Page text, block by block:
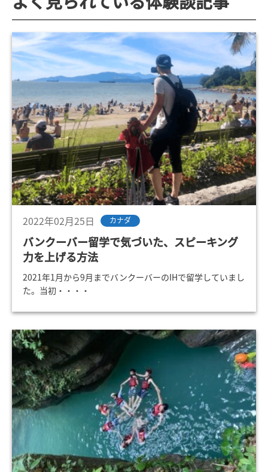
2022年02月25日 カナダ
バンクーバー留学で気づいた、スピーキング
力を上げる方法
2021年1月から9月までバンクーバーのIHで留学していまし
た。当初・・・・